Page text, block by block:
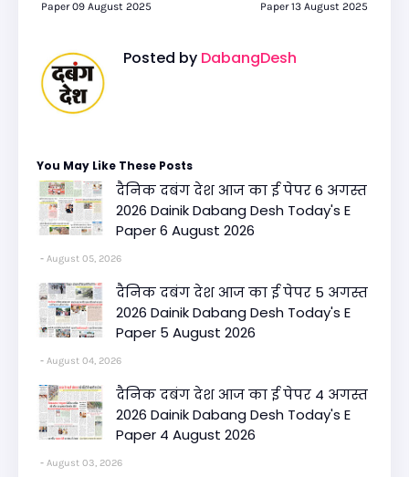
Paper 13 August 2025
Paper 09 August 2025
Posted by DabangDesh
You May Like These Posts
दैनिक दबंग देश आज का ई पेपर 6 अगस्त
2026 Dainik Dabang Desh Today's E
Paper 6 August 2026
August 05, 2026
दैनिक दबंग देश आज का ई पेपर 5 अगस्त
2026 Dainik Dabang Desh Today's E
Paper 5 August 2026
August 04, 2026
दैनिक दबंग देश आज का ई पेपर 4 अगस्त
2026 Dainik Dabang Desh Today's E
Paper 4 August 2026
August 03, 2026